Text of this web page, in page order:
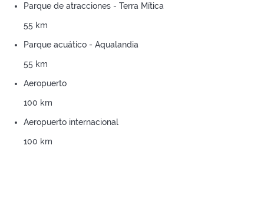
Parque de atracciones - Terra Mítica
55 km
Parque acuático - Aqualandia
55 km
Aeropuerto
100 km
Aeropuerto internacional
100 km